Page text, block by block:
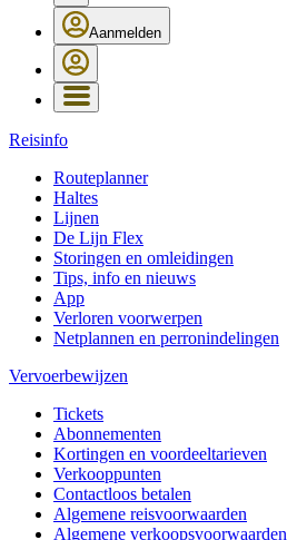
Aanmelden
Reisinfo
Routeplanner
Haltes
Lijnen
De Lijn Flex
Storingen en omleidingen
Tips, info en nieuws
App
Verloren voorwerpen
Netplannen en perronindelingen
Vervoerbewijzen
Tickets
Abonnementen
Kortingen en voordeeltarieven
Verkooppunten
Contactloos betalen
Algemene reisvoorwaarden
Algemene verkoopsvoorwaarden